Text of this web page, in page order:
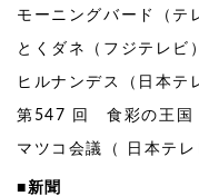
モーニングバード（テ
とくダネ（フジテレビ）
ヒルナンデス（日本テ
第547 回 食彩の王国
マツコ会議（ 日本テレ
■新聞